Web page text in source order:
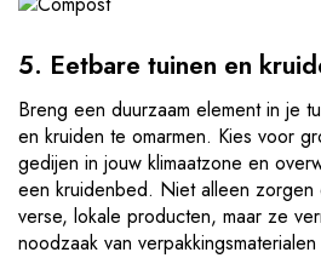
5. Eetbare tuinen en
Breng een duurzaam element in je
en kruiden te omarmen. Kies voor
gedijen in jouw klimaatzone en
een kruidenbed. Niet alleen zorgen
verse, lokale producten, maar ze
noodzaak van